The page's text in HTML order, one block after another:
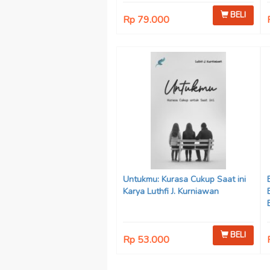
Rp 79.000 BELI
Untukmu: Kurasa Cukup Saat ini
Karya Luthfi J. Kurniawan
Rp 53.000 BELI